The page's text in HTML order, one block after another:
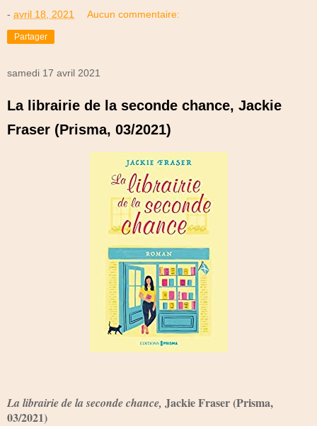
- avril 18, 2021 Aucun commentaire:
Partager
samedi 17 avril 2021
La librairie de la seconde chance, Jackie
Fraser (Prisma, 03/2021)
La librairie de la seconde chance, Jackie Fraser (Prisma,
03/2021)